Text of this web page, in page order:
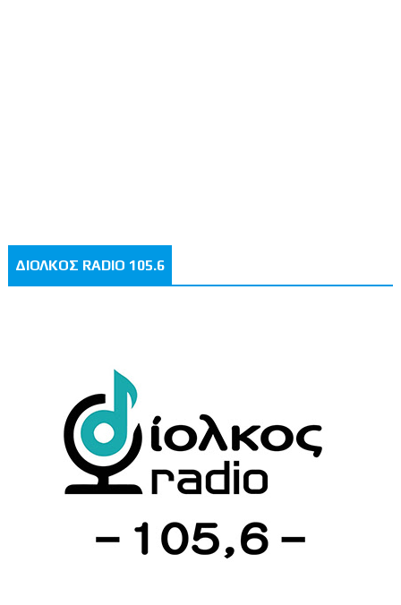
ΔΙΟΛΚΟΣ RADIO 105.6